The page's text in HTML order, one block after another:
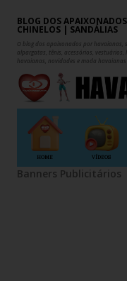
Pular
BLOG DOS
CHINELOS | SANDÁLIAS
O blog dos apaixonados por havaianas,
alpargatas, tênis, acessórios,
havaianas, novidades e moda
HOME VÍDEOS
Banners Publicitários